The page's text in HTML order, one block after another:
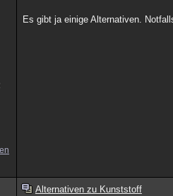
Es gibt ja einige Alternativen.
Alternativen zu Kunststoff